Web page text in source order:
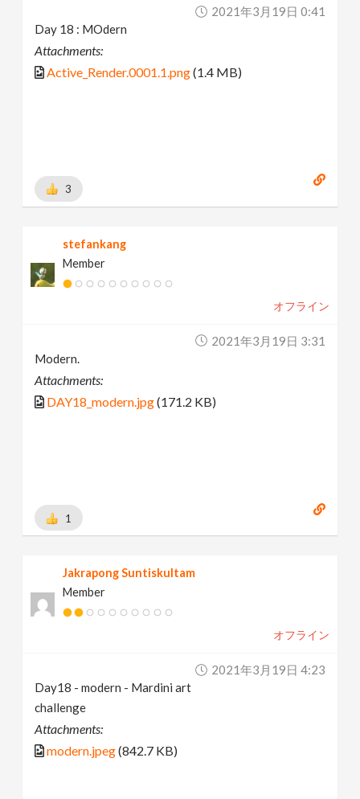
2021年3月19日 0:41
Day 18 : MOdern
Attachments:
Active_Render.0001.1.png(1.4 MB)
3
stefankang
Member
オフライン
2021年3月19日 3:31
Modern.
Attachments:
DAY18_modern.jpg(171.2 KB)
1
Jakrapong Suntiskultam
Member
オフライン
2021年3月19日 4:23
Day18 - modern - Mardini art
challenge
Attachments:
modern.jpeg(842.7 KB)